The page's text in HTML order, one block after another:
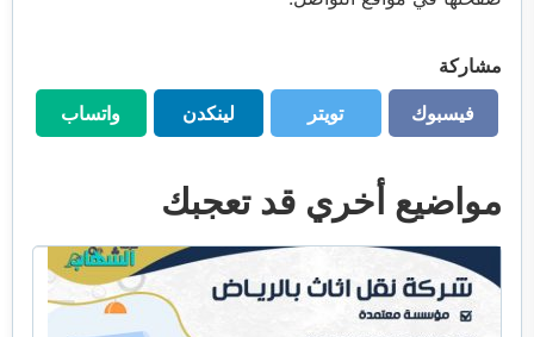
مشاركة
فيسبوك
فيسبوك
تويتر
تويتر
لينكدن
لينكدن
واتساب
واتساب
مواضيع أخري قد تعجبك